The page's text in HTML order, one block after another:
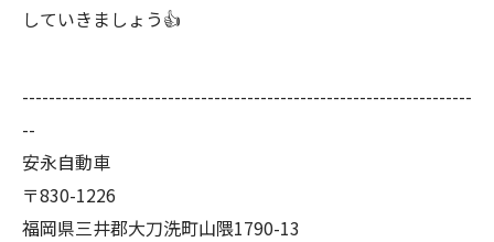
していきましょう👍
--------------------------------------------------------------------
--
安永自動車
〒830-1226
福岡県三井郡大刀洗町山隈1790-13